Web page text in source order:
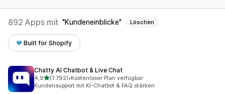
892 Apps mit Kundeneinblicke Löschen
Built for Shopify
Chatty AI Chatbot & Live Chat
4,9von 5 Sternen
(1.792)
1792 Rezensionen insgesamt
•Kostenloser Plan verfügbar
Kundensupport mit KI-Chatbot & FAQ stärken